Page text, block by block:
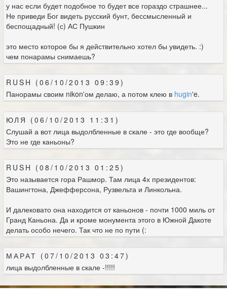
у нас если будет подобное то будет все гораздо страшнее...
Не приведи Бог видеть русский бунт, бессмысленный и
беспощадный! (с) АС Пушкин
это место которое бы я действительно хотел бы увидеть. :)
чем понарамы снимаешь?
RUSH (06/10/2013 09:39)
Панорамы своим nikon'ом делаю, а потом клею в hugin'e.
ЮЛЯ (06/10/2013 11:31)
Слушай а вот лица выдолбленные в скале - это где вообще?
Это не где каньоны?
RUSH (08/10/2013 01:25)
Это называется гора Рашмор. Там лица 4х президентов:
Вашингтона, Джефферсона, Рузвельта и Линкольна.
И далековато она находится от каньонов - почти 1000 миль от
Гранд Каньона. Да и кроме монумента этого в Южной Дакоте
делать особо нечего. Так что не по пути (:
МАРАТ (07/10/2013 03:47)
лица выдолбленные в скале -!!!!!